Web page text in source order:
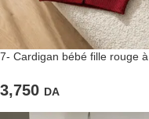
7- Cardigan bébé fille rouge à
3,750 DA